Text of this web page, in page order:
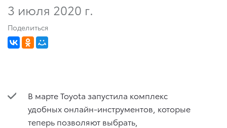
3 июля 2020 г.
Поделиться
В марте Toyota запустила комплекс
удобных онлайн-инструментов, которые
теперь позволяют выбрать,